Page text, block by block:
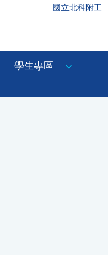
國立北科附工
學生專區